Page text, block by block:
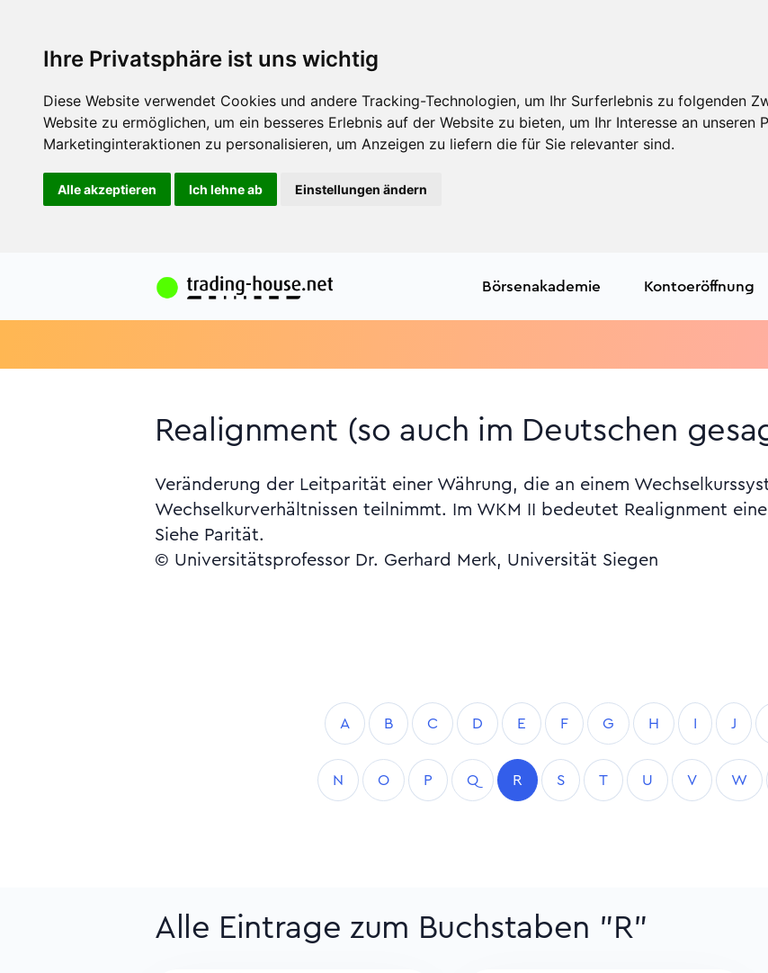
Ihre Privatsphäre ist uns wichtig
Diese Website verwendet Cookies und andere Tracking-Technologien, um Ihr Surferlebnis zu folgenden
Website zu ermöglichen, um ein besseres Erlebnis auf der Website zu bieten, um Ihr Interesse an unseren
Marketinginteraktionen zu personalisieren, um Anzeigen zu liefern die für Sie relevanter sind.
Alle akzeptieren Ich lehne ab Einstellungen ändern
Börsenakademie Kontoeröffnung
Realignment (so auch im Deutschen
Veränderung der Leitparität einer Währung, die an einem
Wechselkurverhältnissen teilnimmt. Im WKM II bedeutet Realignment
Siehe Parität.
© Universitätsprofessor Dr. Gerhard Merk, Universität Siegen
A B C D E F G H I J
N O P Q R S T U V W
Alle Eintrage zum Buchstaben "R"